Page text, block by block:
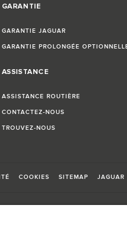
GARANTIE
GARANTIE JAGUAR
GARANTIE PROLONGÉE
ASSISTANCE
ASSISTANCE ROUTIÈRE
CONTACTEZ-NOUS
TROUVEZ-NOUS
COOKIES SITEMAP JAGUAR